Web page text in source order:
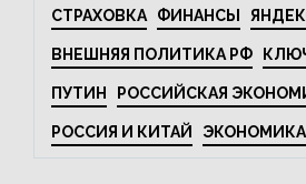
СТРАХОВКА ФИНАНСЫ
ВНЕШНЯЯ ПОЛИТИКА РФ
ПУТИН РОССИЙСКАЯ
РОССИЯ И КИТАЙ